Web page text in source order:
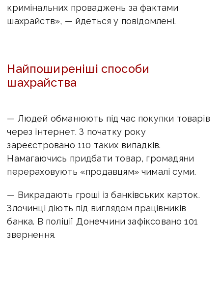
кримінальних проваджень за фактами
шахрайств», — йдеться у повідомлені.
Найпоширеніші способи
шахрайства
— Людей обманюють під час покупки товарів
через інтернет. З початку року
зареєстровано 110 таких випадків.
Намагаючись придбати товар, громадяни
перераховують «продавцям» чималі суми.
— Викрадають гроші із банківських карток.
Злочинці діють під виглядом працівників
банка. В поліції Донеччини зафіксовано 101
звернення.